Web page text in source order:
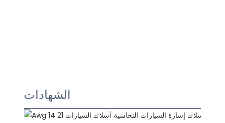
الشهادات